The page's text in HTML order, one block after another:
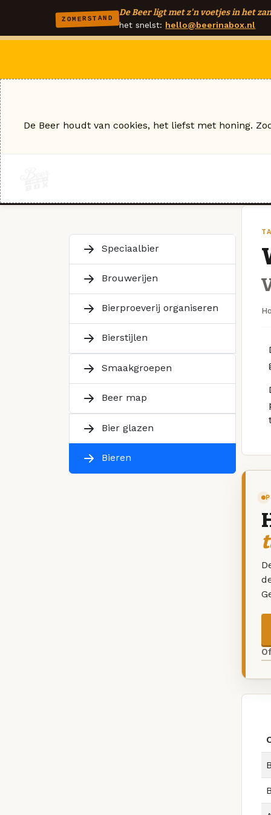
ZOMERSTAND
De Beer ligt met z'n voetjes in het
het snelst: hello@beerinabox.nl
Speciaalbier
Brouwerijen
Bierproeverij organiseren
Bierstijlen
Smaakgroepen
Beer map
Bier glazen
Bieren
De Beer houdt van cookies, het liefst met honing.